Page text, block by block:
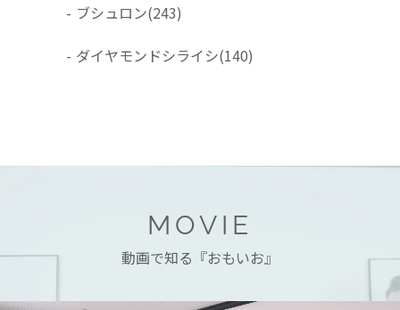
- ブシュロン(243)
- ダイヤモンドシライシ(140)
MOVIE
動画で知る『おもいお』